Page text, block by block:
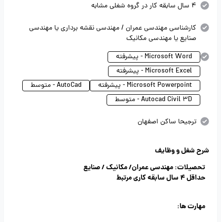
4 سال سابقه کار در گروه شغلی مشابه
کارشناسی مهندسی عمران / مهندسی نقشه برداری یا مهندسی
صنایع یا مهندسی مکانیک
Microsoft Word - پیشرفته
Microsoft Excel - پیشرفته
Microsoft Powerpoint - پیشرفته
AutoCad - متوسط
Autocad Civil 3D - متوسط
ترجیحا ساکن اصفهان
شرح شغل و وظایف
تحصیلات: مهندسی عمران/ مکانیک / صنایع
حداقل 4 سال سابقه کاری مرتبط
مهارت ها: